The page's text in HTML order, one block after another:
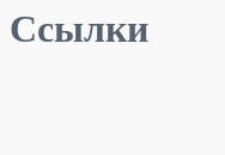
Ссылки